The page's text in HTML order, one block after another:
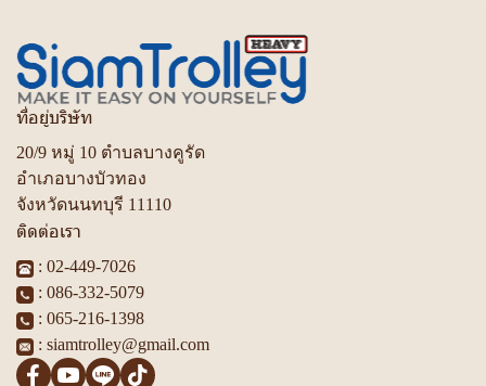
ที่อยู่บริษัท
20/9 หมู่ 10 ตำบลบางคูรัด
อำเภอบางบัวทอง
จังหวัดนนทบุรี 11110
ติดต่อเรา
: 02-449-7026
: 086-332-5079
: 065-216-1398
: siamtrolley@gmail.com